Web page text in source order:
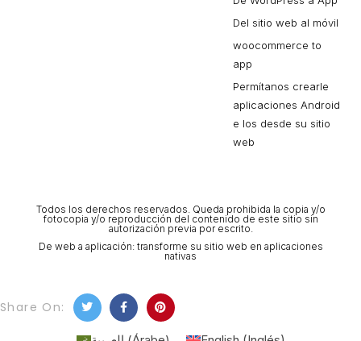
Del sitio web al móvil
woocommerce to
app
Permítanos crearle
aplicaciones Android
e Ios desde su sitio
web
Todos los derechos reservados. Queda prohibida la copia y/o
fotocopia y/o reproducción del contenido de este sitio sin
autorización previa por escrito.
De web a aplicación: transforme su sitio web en aplicaciones
nativas
Share On: